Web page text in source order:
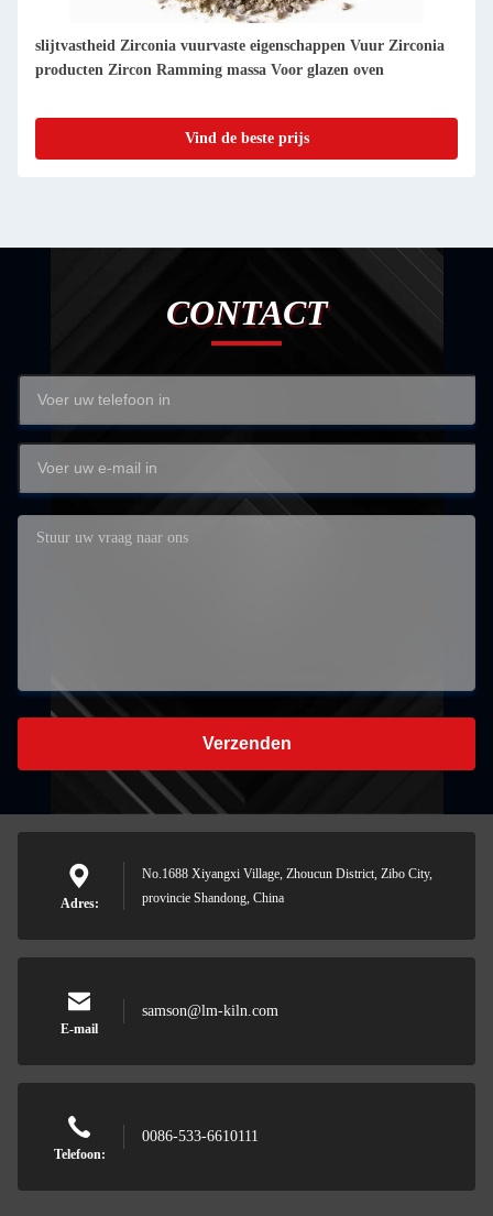
Uitstekende duurzaamheid en hoge prestaties vuurvaste
gietbare voor glazen ovens
Vind de beste prijs
CONTACT
Verzenden
Adres:
No.1688 Xiyangxi Village, Zhoucun District, Zibo City,
provincie Shandong, China
E-mail
samson@lm-kiln.com
Telefoon:
0086-533-6610111